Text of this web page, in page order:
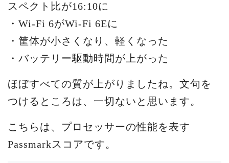
スペクト比が16:10に
・Wi-Fi 6がWi-Fi 6Eに
・筐体が小さくなり、軽くなった
・バッテリー駆動時間が上がった
ほぼすべての質が上がりましたね。文句を
つけるところは、一切ないと思います。
こちらは、プロセッサーの性能を表す
Passmarkスコアです。